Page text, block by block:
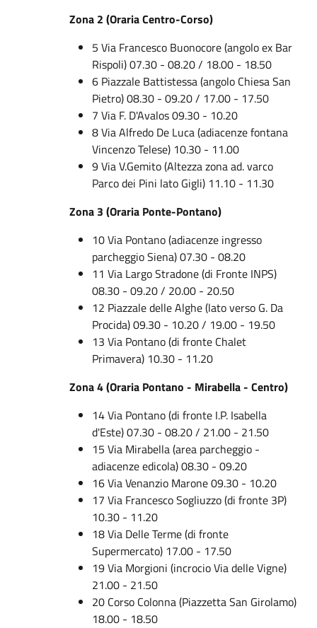
Zona 2 (Oraria Centro-Corso)
5 Via Francesco Buonocore (angolo ex Bar
Rispoli) 07.30 - 08.20 / 18.00 - 18.50
6 Piazzale Battistessa (angolo Chiesa San
Pietro) 08.30 - 09.20 / 17.00 - 17.50
7 Via F. D'Avalos 09.30 - 10.20
8 Via Alfredo De Luca (adiacenze fontana
Vincenzo Telese) 10.30 - 11.00
9 Via V.Gemito (Altezza zona ad. varco
Parco dei Pini lato Gigli) 11.10 - 11.30
Zona 3 (Oraria Ponte-Pontano)
10 Via Pontano (adiacenze ingresso
parcheggio Siena) 07.30 - 08.20
11 Via Largo Stradone (di Fronte INPS)
08.30 - 09.20 / 20.00 - 20.50
12 Piazzale delle Alghe (lato verso G. Da
Procida) 09.30 - 10.20 / 19.00 - 19.50
13 Via Pontano (di fronte Chalet
Primavera) 10.30 - 11.20
Zona 4 (Oraria Pontano - Mirabella - Centro)
14 Via Pontano (di fronte I.P. Isabella
d'Este) 07.30 - 08.20 / 21.00 - 21.50
15 Via Mirabella (area parcheggio -
adiacenze edicola) 08.30 - 09.20
16 Via Venanzio Marone 09.30 - 10.20
17 Via Francesco Sogliuzzo (di fronte 3P)
10.30 - 11.20
18 Via Delle Terme (di fronte
Supermercato) 17.00 - 17.50
19 Via Morgioni (incrocio Via delle Vigne)
21.00 - 21.50
20 Corso Colonna (Piazzetta San Girolamo)
18.00 - 18.50